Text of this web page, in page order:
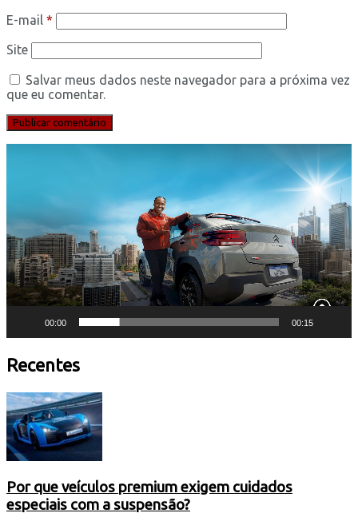
E-mail *
Site
Salvar meus dados neste navegador para a próxima vez
que eu comentar.
00:00 00:15
Recentes
Por que veículos premium exigem cuidados
especiais com a suspensão?